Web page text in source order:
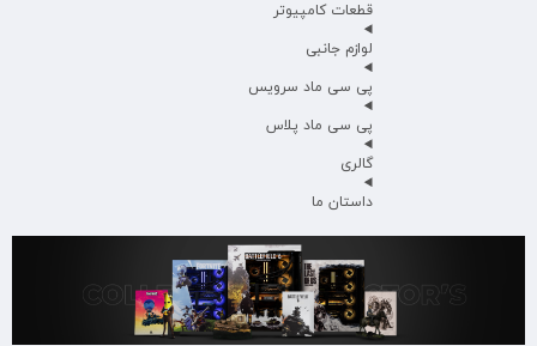
قطعات کامپیوتر
لوازم جانبی
پی سی ماد سرویس
پی سی ماد پلاس
گالری
داستان ما